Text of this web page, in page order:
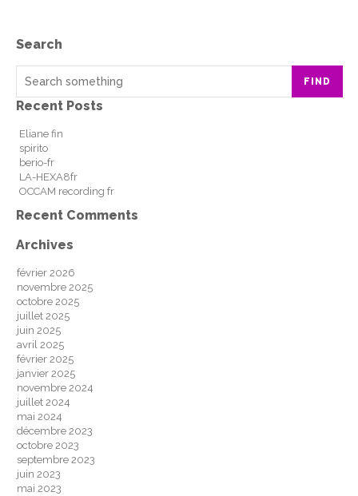
Search
FIND
Recent Posts
Eliane fin
spirito
berio-fr
LA-HEXA8fr
OCCAM recording fr
Recent Comments
Archives
février 2026
novembre 2025
octobre 2025
juillet 2025
juin 2025
avril 2025
février 2025
janvier 2025
novembre 2024
juillet 2024
mai 2024
décembre 2023
octobre 2023
septembre 2023
juin 2023
mai 2023